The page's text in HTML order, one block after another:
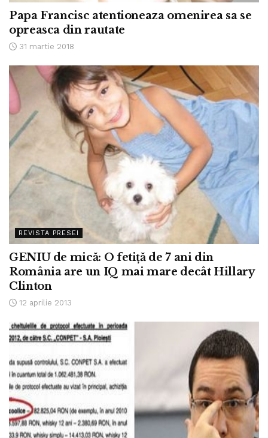
Papa Francisc atentioneaza omenirea sa se
opreasca din rautate
31 martie 2018
REVISTA PRESEI
GENIU de mică: O fetiţă de 7 ani din
România are un IQ mai mare decât Hillary
Clinton
12 aprilie 2013